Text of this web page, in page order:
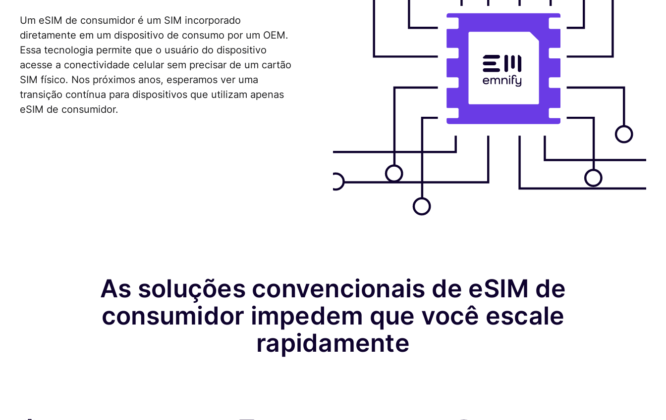
Um eSIM de consumidor é um SIM incorporado
diretamente em um dispositivo de consumo por um OEM.
Essa tecnologia permite que o usuário do dispositivo
acesse a conectividade celular sem precisar de um cartão
SIM físico. Nos próximos anos, esperamos ver uma
transição contínua para dispositivos que utilizam apenas
eSIM de consumidor.
As soluções convencionais de eSIM de
consumidor impedem que você escale
rapidamente